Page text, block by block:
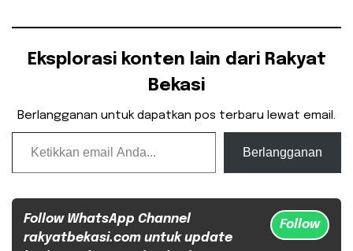
Eksplorasi konten lain dari Rakyat
Bekasi
Berlangganan untuk dapatkan pos terbaru lewat email.
Ketikkan email Anda...
Berlangganan
Follow WhatsApp Channel
rakyatbekasi.com untuk update
Follow